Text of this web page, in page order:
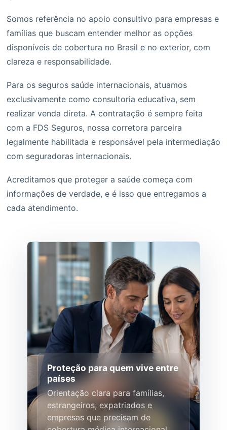
Somos referência no apoio consultivo para empresas e
famílias que buscam entender melhor as opções
disponíveis de cobertura no Brasil e no exterior, com
clareza e responsabilidade.
Para os seguros saúde internacionais, atuamos
exclusivamente como consultoria educativa, sem
realizar venda direta. A contratação é sempre feita
com a FDS Seguros, nossa corretora parceira
legalmente habilitada e responsável pela intermediação
com seguradoras internacionais.
Acreditamos que proteger a saúde começa com
informações de verdade, e é isso que entregamos a
cada atendimento.
Proteção para quem vive entre
países
Orientação clara para famílias,
estrangeiros, expatriados e
empresas que precisam de